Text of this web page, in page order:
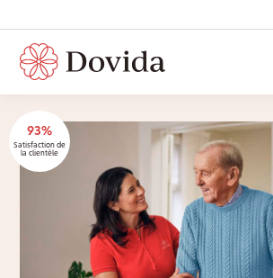
93%
Satisfaction de
la clientèle